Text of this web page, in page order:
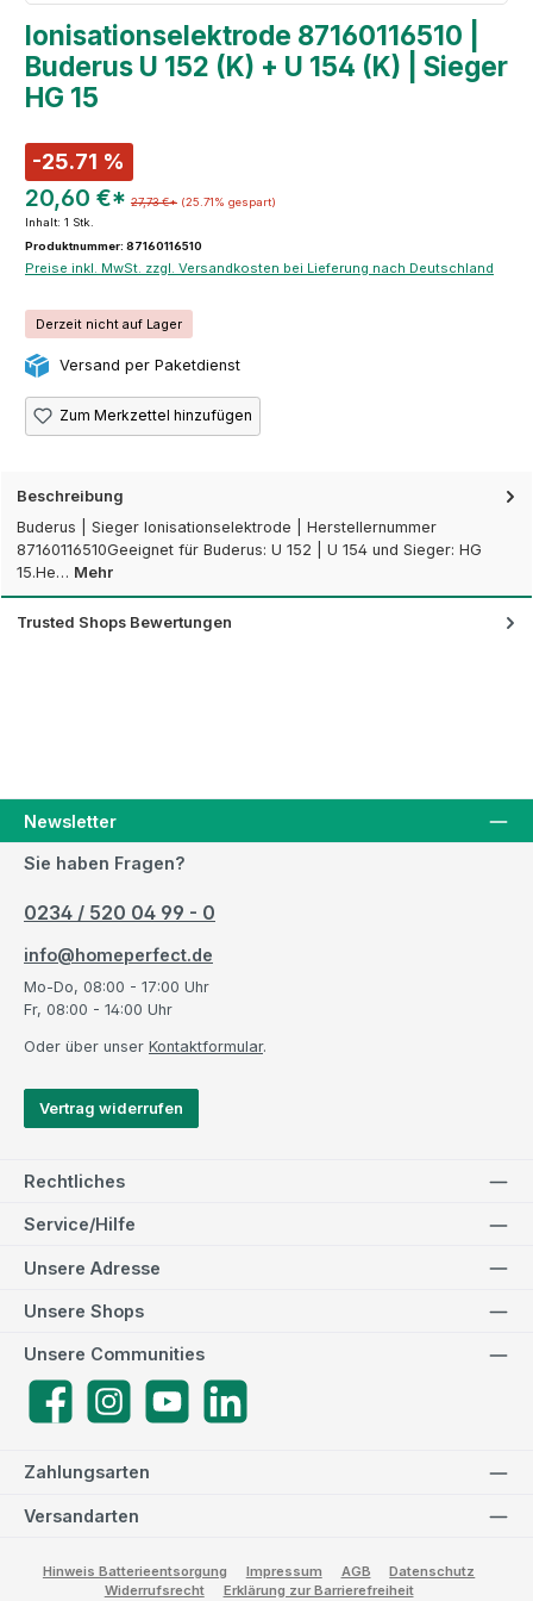
Ionisationselektrode 87160116510 |
Buderus U 152 (K) + U 154 (K) | Sieger
HG 15
-25.71 %
20,60 €* 27,73 €* (25.71% gespart)
Inhalt: 1 Stk.
Produktnummer: 87160116510
Preise inkl. MwSt. zzgl. Versandkosten bei Lieferung nach Deutschland
Derzeit nicht auf Lager
Versand per Paketdienst
Zum Merkzettel hinzufügen
Beschreibung
Buderus | Sieger Ionisationselektrode | Herstellernummer
87160116510Geeignet für Buderus: U 152 | U 154 und Sieger: HG
15.He… Mehr
Trusted Shops Bewertungen
Newsletter
Sie haben Fragen?
0234 / 520 04 99 - 0
info@homeperfect.de
Mo-Do, 08:00 - 17:00 Uhr
Fr, 08:00 - 14:00 Uhr
Oder über unser Kontaktformular.
Vertrag widerrufen
Rechtliches
Service/Hilfe
Zahlungsarten
Versandarten
Unsere Adresse
Unsere Communities
FacebookInstagramYouTube
Unsere Shops
Hinweis Batterieentsorgung Impressum AGB
Datenschutz
Widerrufsrecht
Erklärung zur Barrierefreiheit